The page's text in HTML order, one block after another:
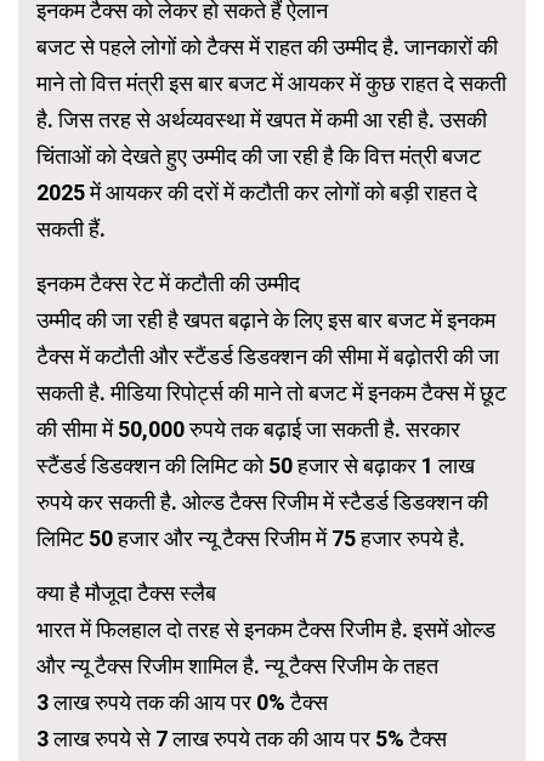
इनकम टैक्स को लेकर हो सकते हैं ऐलान
बजट से पहले लोगों को टैक्स में राहत की उम्मीद है. जानकारों की
माने तो वित्त मंत्री इस बार बजट में आयकर में कुछ राहत दे सकती
है. जिस तरह से अर्थव्यवस्था में खपत में कमी आ रही है. उसकी
चिंताओं को देखते हुए उम्मीद की जा रही है कि वित्त मंत्री बजट
2025 में आयकर की दरों में कटौती कर लोगों को बड़ी राहत दे
सकती हैं.
इनकम टैक्स रेट में कटौती की उम्मीद
उम्मीद की जा रही है खपत बढ़ाने के लिए इस बार बजट में इनकम
टैक्स में कटौती और स्टैंडर्ड डिडक्शन की सीमा में बढ़ोतरी की जा
सकती है. मीडिया रिपोर्ट्स की माने तो बजट में इनकम टैक्स में छूट
की सीमा में 50,000 रुपये तक बढ़ाई जा सकती है. सरकार
स्टैंडर्ड डिडक्शन की लिमिट को 50 हजार से बढ़ाकर 1 लाख
रुपये कर सकती है. ओल्ड टैक्स रिजीम में स्टैडर्ड डिडक्शन की
लिमिट 50 हजार और न्यू टैक्स रिजीम में 75 हजार रुपये है.
क्या है मौजूदा टैक्स स्लैब
भारत में फिलहाल दो तरह से इनकम टैक्स रिजीम है. इसमें ओल्ड
और न्यू टैक्स रिजीम शामिल है. न्यू टैक्स रिजीम के तहत
3 लाख रुपये तक की आय पर 0% टैक्स
3 लाख रुपये से 7 लाख रुपये तक की आय पर 5% टैक्स